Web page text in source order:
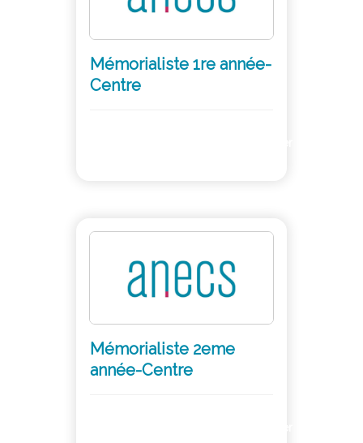
Mémorialiste 1re année-
Centre
Mémorialiste 2eme
année-Centre